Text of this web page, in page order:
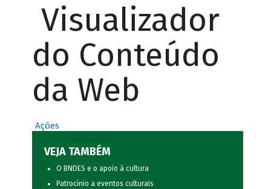
Visualizador
do Conteúdo
da Web
Ações
VEJA TAMBÉM
O BNDES e o apoio à cultura
Patrocínio a eventos culturais